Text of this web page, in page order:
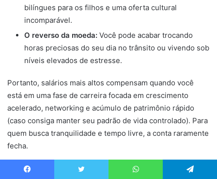
bilíngues para os filhos e uma oferta cultural
incomparável.
O reverso da moeda: Você pode acabar trocando
horas preciosas do seu dia no trânsito ou vivendo sob
níveis elevados de estresse.
Portanto, salários mais altos compensam quando você
está em uma fase de carreira focada em crescimento
acelerado, networking e acúmulo de patrimônio rápido
(caso consiga manter seu padrão de vida controlado). Para
quem busca tranquilidade e tempo livre, a conta raramente
fecha.
Como Comparar o Custo de